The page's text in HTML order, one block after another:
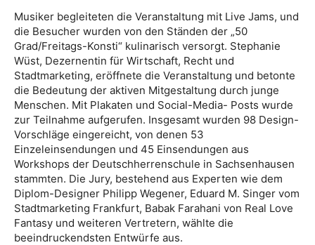
Musiker begleiteten die Veranstaltung mit Live Jams, und
die Besucher wurden von den Ständen der „50
Grad/Freitags-Konsti“ kulinarisch versorgt. Stephanie
Wüst, Dezernentin für Wirtschaft, Recht und
Stadtmarketing, eröffnete die Veranstaltung und betonte
die Bedeutung der aktiven Mitgestaltung durch junge
Menschen. Mit Plakaten und Social-Media- Posts wurde
zur Teilnahme aufgerufen. Insgesamt wurden 98 Design-
Vorschläge eingereicht, von denen 53
Einzeleinsendungen und 45 Einsendungen aus
Workshops der Deutschherrenschule in Sachsenhausen
stammten. Die Jury, bestehend aus Experten wie dem
Diplom-Designer Philipp Wegener, Eduard M. Singer vom
Stadtmarketing Frankfurt, Babak Farahani von Real Love
Fantasy und weiteren Vertretern, wählte die
beeindruckendsten Entwürfe aus.